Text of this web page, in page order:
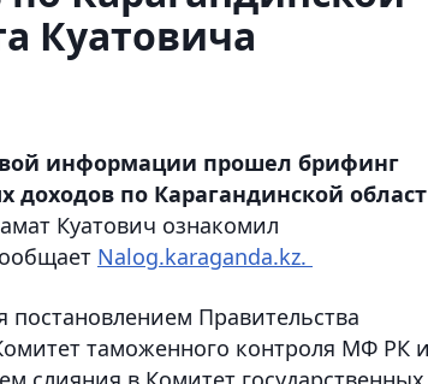
Куатовича
информации прошел брифинг
доходов по Карагандинской
Куатович ознакомил
Nalog.karaganda.kz.
Правительства
таможенного контроля МФ РК